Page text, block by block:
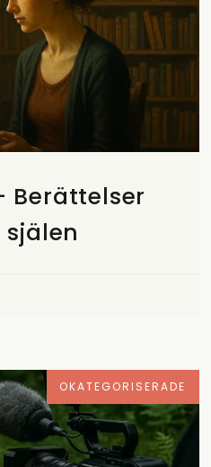
Berättelser
OKATEGORISERADE